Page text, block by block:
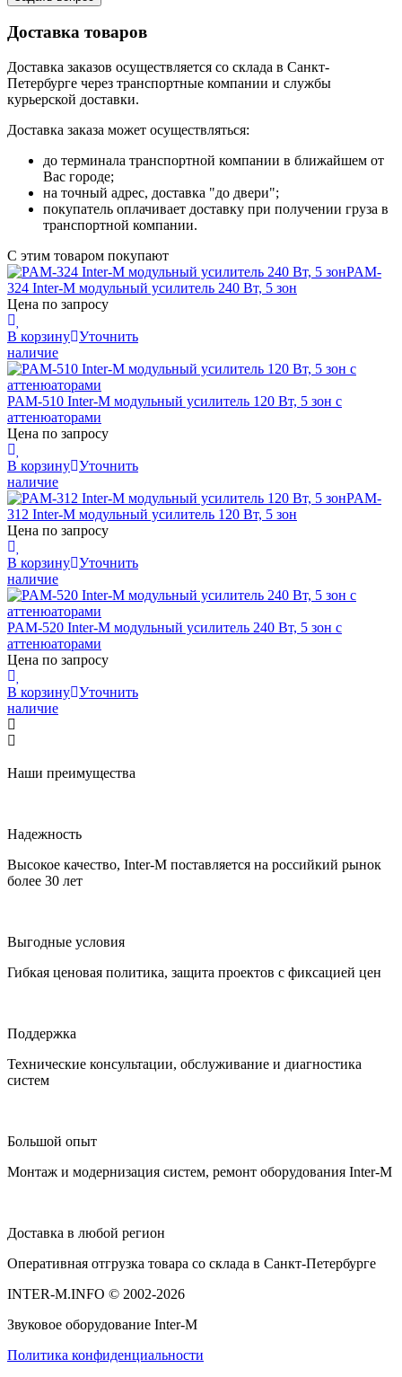
Доставка товаров
Доставка заказов осуществляется со склада в Санкт-
Петербурге через транспортные компании и службы
курьерской доставки.
Доставка заказа может осуществляться:
до терминала транспортной компании в ближайшем от
Вас городе;
на точный адрес, доставка "до двери";
покупатель оплачивает доставку при получении груза в
транспортной компании.
С этим товаром покупают
PAM-
324 Inter-M модульный усилитель 240 Вт, 5 зон
Цена по запросу
В корзину Уточнить
наличие
PAM-510 Inter-M модульный усилитель 120 Вт, 5 зон с
аттенюаторами
Цена по запросу
В корзину Уточнить
наличие
PAM-
312 Inter-M модульный усилитель 120 Вт, 5 зон
Цена по запросу
В корзину Уточнить
наличие
PAM-520 Inter-M модульный усилитель 240 Вт, 5 зон с
аттенюаторами
Цена по запросу
В корзину Уточнить
наличие
Наши преимущества
Надежность
Высокое качество, Inter-M поставляется на российкий рынок
более 30 лет
Выгодные условия
Гибкая ценовая политика, защита проектов с фиксацией цен
Поддержка
Технические консультации, обслуживание и диагностика
систем
Большой опыт
Монтаж и модернизация систем, ремонт оборудования Inter-M
Доставка в любой регион
Оперативная отгрузка товара со склада в Санкт-Петербурге
INTER-M.INFO © 2002-2026
Звуковое оборудование Inter-M
Политика конфиденциальности